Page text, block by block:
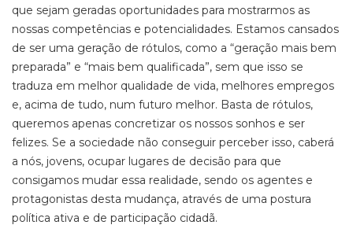
que sejam geradas oportunidades para mostrarmos as
nossas competências e potencialidades. Estamos cansados
de ser uma geração de rótulos, como a “geração mais bem
preparada” e “mais bem qualificada”, sem que isso se
traduza em melhor qualidade de vida, melhores empregos
e, acima de tudo, num futuro melhor. Basta de rótulos,
queremos apenas concretizar os nossos sonhos e ser
felizes. Se a sociedade não conseguir perceber isso, caberá
a nós, jovens, ocupar lugares de decisão para que
consigamos mudar essa realidade, sendo os agentes e
protagonistas desta mudança, através de uma postura
política ativa e de participação cidadã.